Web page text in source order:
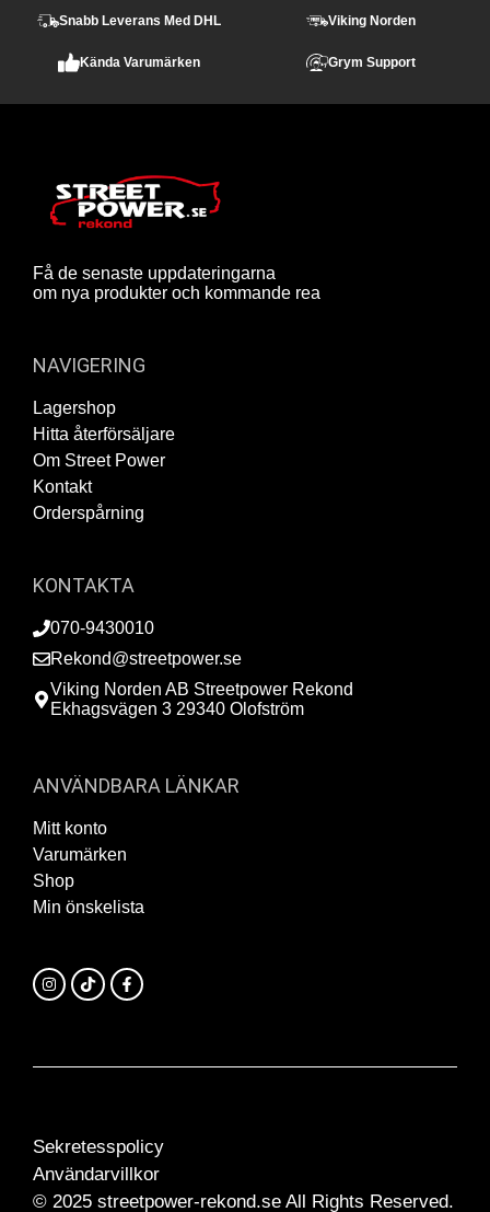
Snabb Leverans Med DHL Viking Norden
Kända Varumärken Grym Support
Få de senaste uppdateringarna
om nya produkter och kommande rea
NAVIGERING
Lagershop
Hitta återförsäljare
Om Street Power
Kontakt
Orderspårning
KONTAKTA
070-9430010
Rekond@streetpower.se
Viking Norden AB Streetpower Rekond
Ekhagsvägen 3 29340 Olofström
ANVÄNDBARA LÄNKAR
Mitt konto
Varumärken
Shop
Min önskelista
© 2025 streetpower-rekond.se All Rights Reserved.
Sekretesspolicy
Användarvillkor